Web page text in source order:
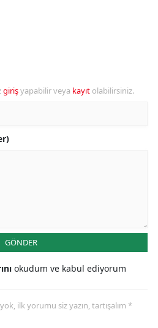
girişyapabilir veya kayıt olabilirsiniz.
GÖNDER
okudum ve kabul ediyorum
ilk yorumu siz yazın, tartışalım *